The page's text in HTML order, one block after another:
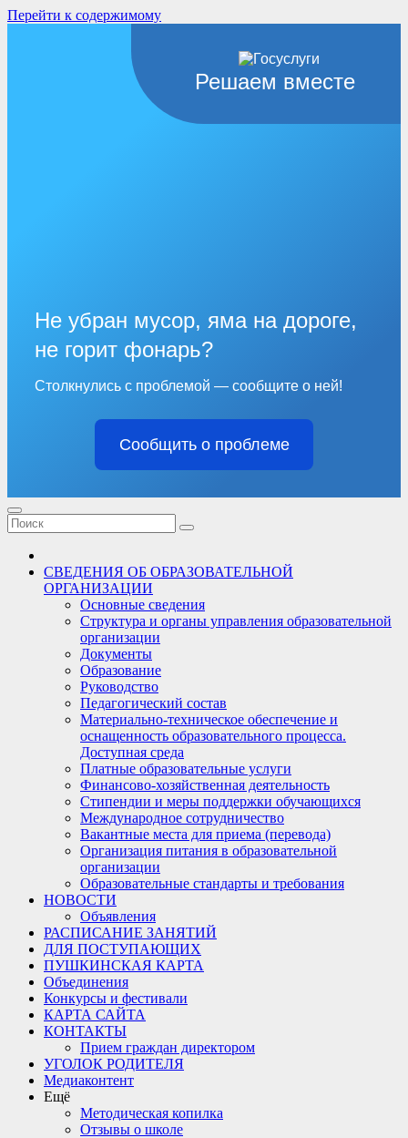
Перейти к содержимому
Решаем вместе
Не убран мусор, яма на дороге,
не горит фонарь?
Столкнулись с проблемой — сообщите о ней!
Сообщить о проблеме
СВЕДЕНИЯ ОБ ОБРАЗОВАТЕЛЬНОЙ
ОРГАНИЗАЦИИ
Основные сведения
Структура и органы управления образовательной
организации
Документы
Образование
Руководство
Педагогический состав
Материально-техническое обеспечение и
оснащенность образовательного процесса.
Доступная среда
Платные образовательные услуги
Финансово-хозяйственная деятельность
Стипендии и меры поддержки обучающихся
Международное сотрудничество
Вакантные места для приема (перевода)
Организация питания в образовательной
организации
Образовательные стандарты и требования
НОВОСТИ
Объявления
РАСПИСАНИЕ ЗАНЯТИЙ
ДЛЯ ПОСТУПАЮЩИХ
ПУШКИНСКАЯ КАРТА
Объединения
Конкурсы и фестивали
КАРТА САЙТА
КОНТАКТЫ
Прием граждан директором
УГОЛОК РОДИТЕЛЯ
Медиаконтент
Ещё
Методическая копилка
Отзывы о школе